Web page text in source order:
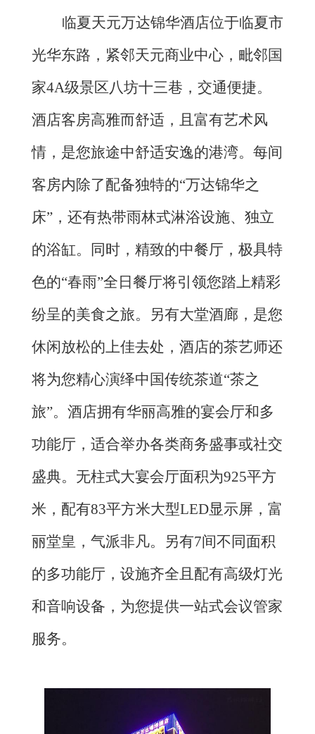
临夏天元万达锦华酒店位于临夏市
光华东路，紧邻天元商业中心，毗邻国
家4A级景区八坊十三巷，交通便捷。
酒店客房高雅而舒适，且富有艺术风
情，是您旅途中舒适安逸的港湾。每间
客房内除了配备独特的“万达锦华之
床”，还有热带雨林式淋浴设施、独立
的浴缸。同时，精致的中餐厅，极具特
色的“春雨”全日餐厅将引领您踏上精彩
纷呈的美食之旅。另有大堂酒廊，是您
休闲放松的上佳去处，酒店的茶艺师还
将为您精心演绎中国传统茶道“茶之
旅”。酒店拥有华丽高雅的宴会厅和多
功能厅，适合举办各类商务盛事或社交
盛典。无柱式大宴会厅面积为925平方
米，配有83平方米大型LED显示屏，富
丽堂皇，气派非凡。另有7间不同面积
的多功能厅，设施齐全且配有高级灯光
和音响设备，为您提供一站式会议管家
服务。